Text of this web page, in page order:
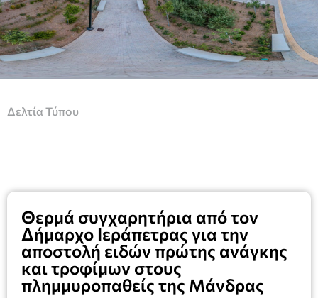
Δελτία Τύπου
Θερμά συγχαρητήρια από τον
Δήμαρχο Ιεράπετρας για την
αποστολή ειδών πρώτης ανάγκης
και τροφίμων στους
πλημμυροπαθείς της Μάνδρας